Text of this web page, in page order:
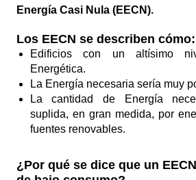
Energía Casi Nula (EECN).
Los EECN se describen cómo:
Edificios con un altísimo
Energética.
La Energía necesaria sería muy
La cantidad de Energía
suplida, en gran medida, por
fuentes renovables.
¿Por qué se dice que un